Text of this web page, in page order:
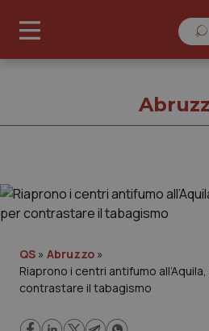
Governo e Parlamento
Regioni e Asl
QS » Abruzzo »
Riaprono i centri antifumo
contrastare il tabagismo